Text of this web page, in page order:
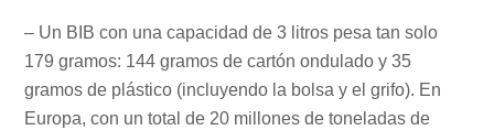
– Un BIB con una capacidad de 3 litros pesa tan solo
179 gramos: 144 gramos de cartón ondulado y 35
gramos de plástico (incluyendo la bolsa y el grifo). En
Europa, con un total de 20 millones de toneladas de